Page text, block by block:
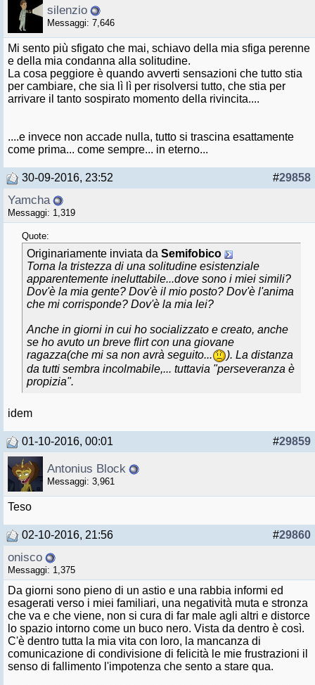
silenzio
Messaggi: 7,646
Mi sento più sfigato che mai, schiavo della mia sfiga perenne
e della mia condanna alla solitudine.
La cosa peggiore è quando avverti sensazioni che tutto stia
per cambiare, che sia lì lì per risolversi tutto, che stia per
arrivare il tanto sospirato momento della rivincita....
....e invece non accade nulla, tutto si trascina esattamente
come prima... come sempre... in eterno...
#29858
30-09-2016, 23:52
Yamcha
Messaggi: 1,319
Quote:
Originariamente inviata da Semifobico
Torna la tristezza di una solitudine esistenziale
apparentemente ineluttabile...dove sono i miei simili?
Dov'è la mia gente? Dov'è il mio posto? Dov'è l'anima
che mi corrisponde? Dov'è la mia lei?
Anche in giorni in cui ho socializzato e creato, anche
se ho avuto un breve flirt con una giovane
ragazza(che mi sa non avrà seguito...
). La distanza
da tutti sembra incolmabile,... tuttavia "perseveranza è
propizia".
idem
#29859
01-10-2016, 00:01
Antonius Block
Messaggi: 3,961
Teso
#29860
02-10-2016, 21:56
onisco
Messaggi: 1,375
Da giorni sono pieno di un astio e una rabbia informi ed
esagerati verso i miei familiari, una negatività muta e stronza
che va e che viene, non si cura di far male agli altri e distorce
lo spazio intorno come un buco nero. Vista da dentro è così.
C'è dentro tutta la mia vita con loro, la mancanza di
comunicazione di condivisione di felicità le mie frustrazioni il
senso di fallimento l'impotenza che sento a stare qua.